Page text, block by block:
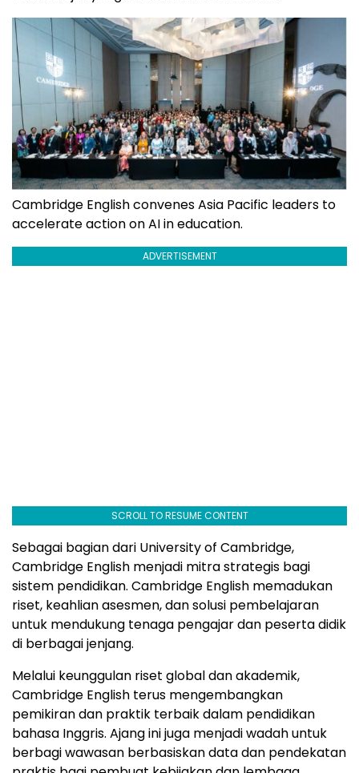
Cambridge English convenes Asia Pacific leaders to
accelerate action on AI in education.
ADVERTISEMENT
SCROLL TO RESUME CONTENT
Sebagai bagian dari University of Cambridge,
Cambridge English menjadi mitra strategis bagi
sistem pendidikan. Cambridge English memadukan
riset, keahlian asesmen, dan solusi pembelajaran
untuk mendukung tenaga pengajar dan peserta didik
di berbagai jenjang.
Melalui keunggulan riset global dan akademik,
Cambridge English terus mengembangkan
pemikiran dan praktik terbaik dalam pendidikan
bahasa Inggris. Ajang ini juga menjadi wadah untuk
berbagi wawasan berbasiskan data dan pendekatan